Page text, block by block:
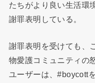
たちがより良い生活環
謝罪表明している。
謝罪表明を受けても、
物愛護コミュニティの
ユーザーは、#boycott